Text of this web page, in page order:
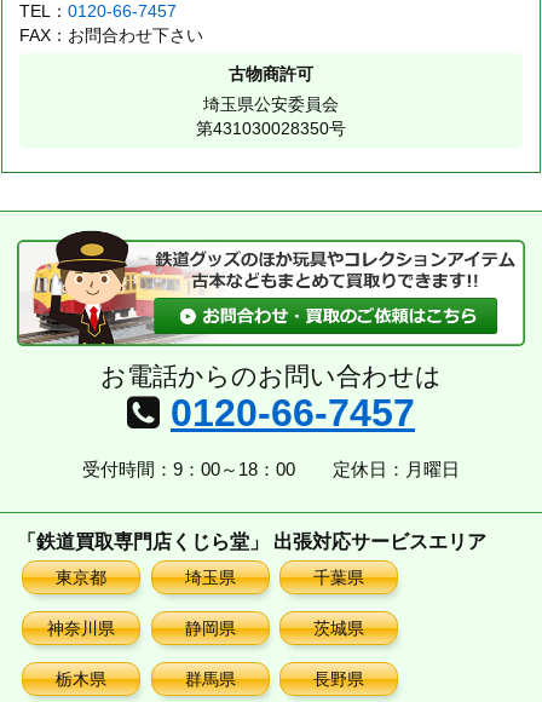
TEL：0120-66-7457
FAX：お問合わせ下さい
古物商許可
埼玉県公安委員会
第431030028350号
お電話からのお問い合わせは
0120-66-7457
受付時間：9：00～18：00 定休日：月曜日
「鉄道買取専門店くじら堂」 出張対応サービスエリア
東京都 埼玉県 千葉県
神奈川県 静岡県 茨城県
栃木県 群馬県 長野県